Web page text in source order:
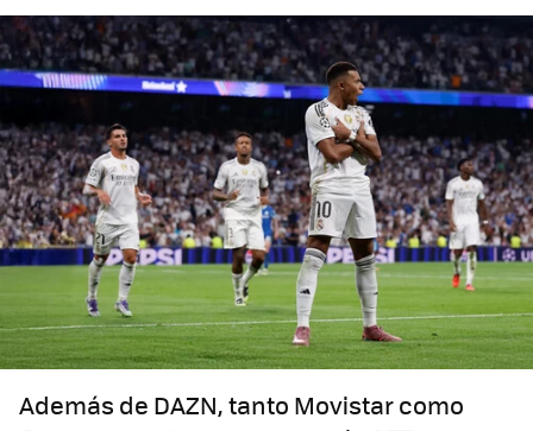
Además de DAZN, tanto Movistar como